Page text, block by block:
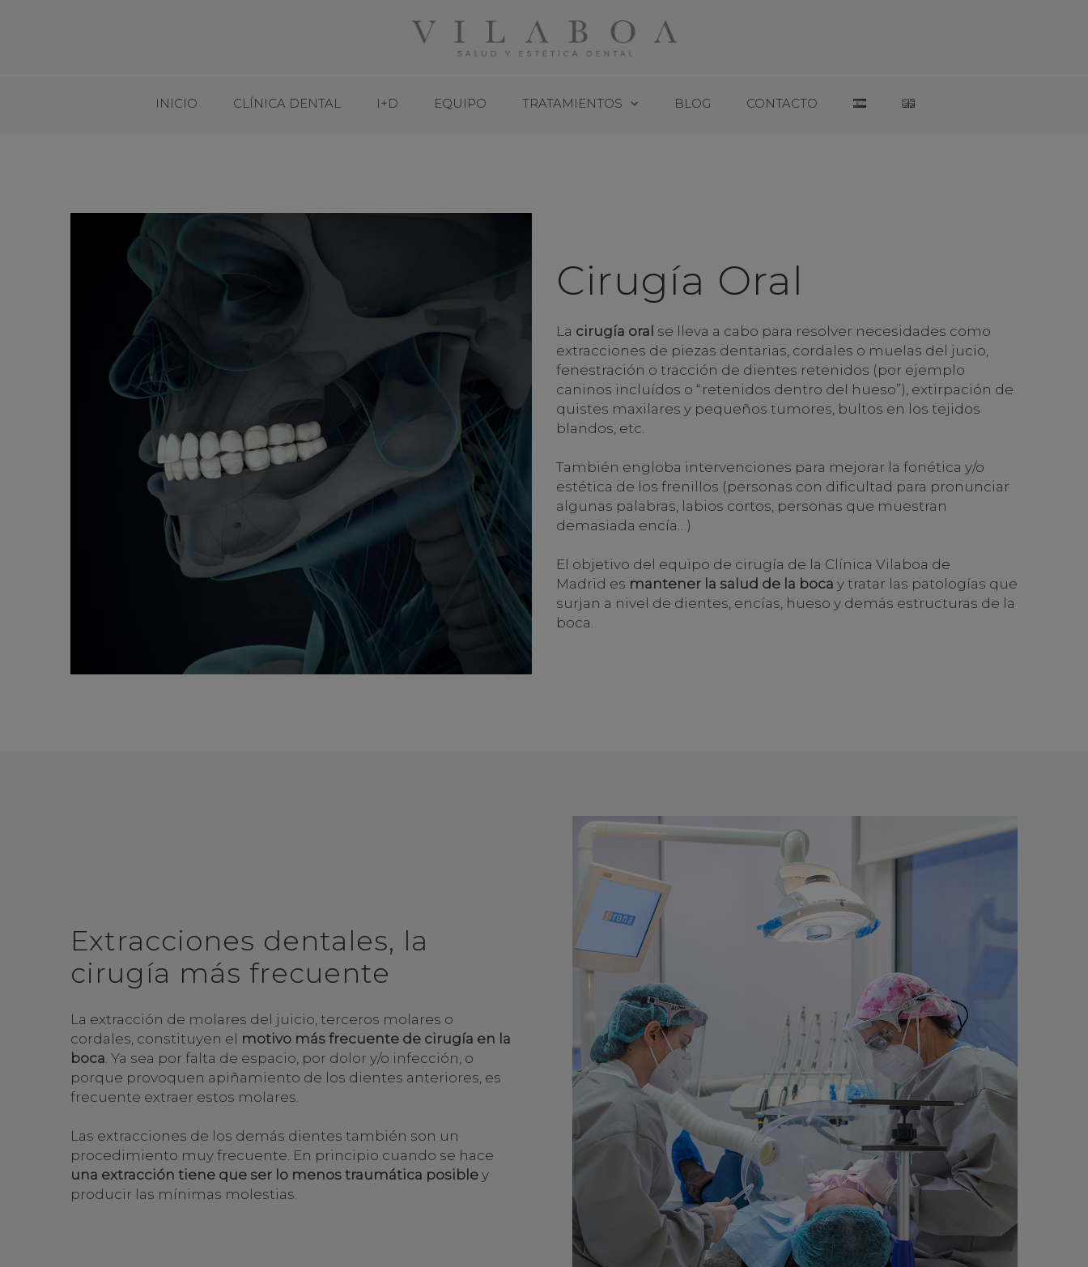
INICIO CLÍNICA DENTAL I+D EQUIPO TRATAMIENTOS BLOG CONTACTO
Cirugía Oral
La cirugía oral se lleva a cabo para resolver necesidades como
extracciones de piezas dentarias, cordales o muelas del jucio,
fenestración o tracción de dientes retenidos (por ejemplo
caninos incluídos o “retenidos dentro del hueso”), extirpación de
quistes maxilares y pequeños tumores, bultos en los tejidos
blandos, etc.
También engloba intervenciones para mejorar la fonética y/o
estética de los frenillos (personas con dificultad para pronunciar
algunas palabras, labios cortos, personas que muestran
demasiada encía…)
El objetivo del equipo de cirugía de la Clínica Vilaboa de
Madrid es mantener la salud de la boca y tratar las patologías que
surjan a nivel de dientes, encías, hueso y demás estructuras de la
boca.
Extracciones dentales, la
cirugía más frecuente
La extracción de molares del juicio, terceros molares o
cordales, constituyen el motivo más frecuente de cirugía en la
boca. Ya sea por falta de espacio, por dolor y/o infección, o
porque provoquen apiñamiento de los dientes anteriores, es
frecuente extraer estos molares.
Las extracciones de los demás dientes también son un
procedimiento muy frecuente. En principio cuando se hace
una extracción tiene que ser lo menos traumática posible y
producir las mínimas molestias.